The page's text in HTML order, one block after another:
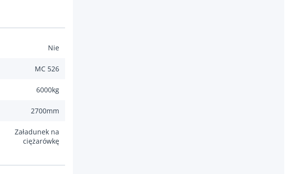
Nie
MC 526
6000kg
2700mm
Załadunek na
ciężarówkę